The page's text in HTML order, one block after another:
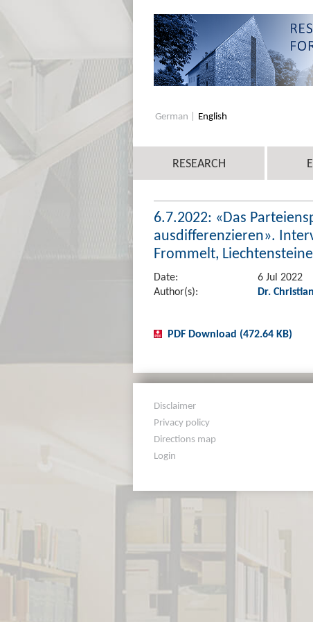
German English
RESEARCH
6.7.2022: «Das
ausdifferenzieren».
Frommelt,
Date:
6 Jul 2022
Author(s):
Dr.
PDF Download (472.64 KB)
Disclaimer
Privacy policy
Directions map
Login